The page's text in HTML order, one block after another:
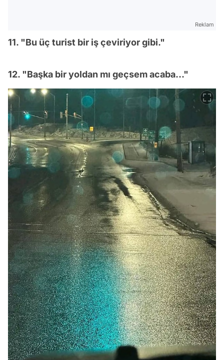
Reklam
11. "Bu üç turist bir iş çeviriyor gibi."
12. "Başka bir yoldan mı geçsem acaba..."